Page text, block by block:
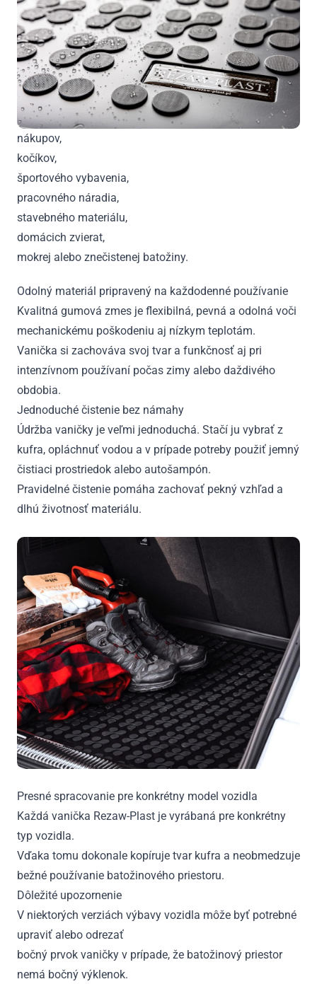
nákupov,
kočíkov,
športového vybavenia,
pracovného náradia,
stavebného materiálu,
domácich zvierat,
mokrej alebo znečistenej batožiny.
Odolný materiál pripravený na každodenné používanie
Kvalitná gumová zmes je flexibilná, pevná a odolná voči
mechanickému poškodeniu aj nízkym teplotám.
Vanička si zachováva svoj tvar a funkčnosť aj pri
intenzívnom používaní počas zimy alebo daždivého
obdobia.
Jednoduché čistenie bez námahy
Údržba vaničky je veľmi jednoduchá. Stačí ju vybrať z
kufra, opláchnuť vodou a v prípade potreby použiť jemný
čistiaci prostriedok alebo autošampón.
Pravidelné čistenie pomáha zachovať pekný vzhľad a
dlhú životnosť materiálu.
Presné spracovanie pre konkrétny model vozidla
Každá vanička Rezaw-Plast je vyrábaná pre konkrétny
typ vozidla.
Vďaka tomu dokonale kopíruje tvar kufra a neobmedzuje
bežné používanie batožinového priestoru.
Dôležité upozornenie
V niektorých verziách výbavy vozidla môže byť potrebné
upraviť alebo odrezať
bočný prvok vaničky v prípade, že batožinový priestor
nemá bočný výklenok.